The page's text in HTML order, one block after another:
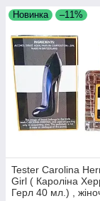
Новинка –11%
Tester Carolina
Girl ( Кароліна
Герл 40 мл.) ,